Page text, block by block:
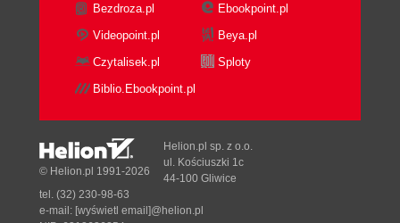
Bezdroza.pl
Ebookpoint.pl
Videopoint.pl
Beya.pl
Czytalisek.pl
Sploty
Biblio.Ebookpoint.pl
© Helion.pl 1991-2026
Helion.pl sp. z o.o.
ul. Kościuszki 1c
44-100 Gliwice
tel. (32) 230-98-63
e-mail: [wyświetl email]@helion.pl